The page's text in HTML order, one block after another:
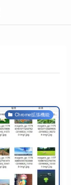
Chrome拡張機能